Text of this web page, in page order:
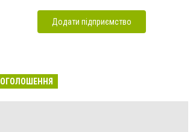
Додати підприємство
ОГОЛОШЕННЯ